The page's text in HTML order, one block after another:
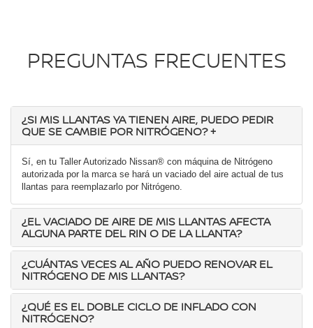
PREGUNTAS FRECUENTES
¿SI MIS LLANTAS YA TIENEN AIRE, PUEDO PEDIR
QUE SE CAMBIE POR NITRÓGENO?+
Sí, en tu Taller Autorizado Nissan® con máquina de Nitrógeno
autorizada por la marca se hará un vaciado del aire actual de tus
llantas para reemplazarlo por Nitrógeno.
¿EL VACIADO DE AIRE DE MIS LLANTAS AFECTA
ALGUNA PARTE DEL RIN O DE LA LLANTA?
¿CUÁNTAS VECES AL AÑO PUEDO RENOVAR EL
NITRÓGENO DE MIS LLANTAS?
¿QUÉ ES EL DOBLE CICLO DE INFLADO CON
NITRÓGENO?